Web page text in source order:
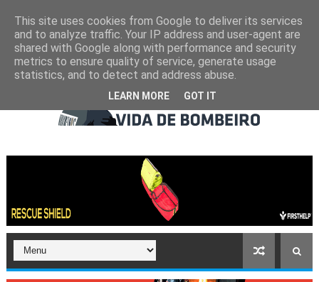
This site uses cookies from Google to deliver its services
and to analyze traffic. Your IP address and user-agent are
shared with Google along with performance and security
metrics to ensure quality of service, generate usage
statistics, and to detect and address abuse.
LEARN MORE GOT IT